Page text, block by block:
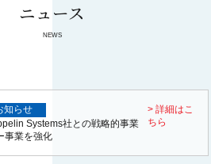
ニュース
NEWS
知らせ
Systems社との戦略的事業
事業を強化
> 詳細はこ
ちら